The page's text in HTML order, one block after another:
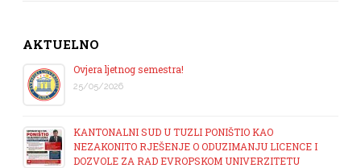
AKTUELNO
Ovjera ljetnog semestra!
25/05/2026
KANTONALNI SUD U TUZLI PONIŠTIO KAO
NEZAKONITO RJEŠENJE O ODUZIMANJU LICENCE I
DOZVOLE ZA RAD EVROPSKOM UNIVERZITETU